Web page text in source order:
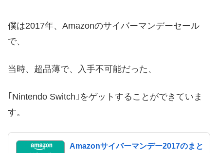
僕は2017年、Amazonのサイバーマンデーセール
で、
当時、超品薄で、入手不可能だった、
｢Nintendo Switch｣をゲットすることができていま
す。
Amazonサイバーマンデー2017のまと